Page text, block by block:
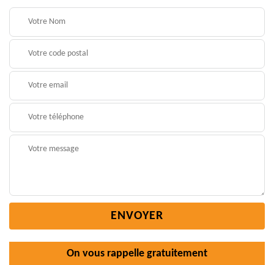
On vous rappelle gratuitement